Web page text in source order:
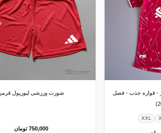
لباس اول لیورپول ( ورژن پلیر - قواره جذب - فصل
XXL
شورت ورزشی لیورپول قرمز
750,000 تومان